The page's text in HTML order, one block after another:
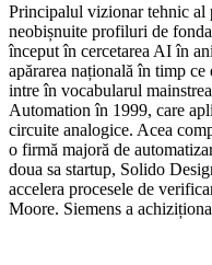
Principalul vizionar tehnic al
neobișnuite profiluri de
început în cercetarea AI în
apărarea națională în timp
intre în vocabularul
Automation în 1999, care
circuite analogice. Acea
o firmă majoră de
doua sa startup, Solido
accelera procesele de
Moore. Siemens a